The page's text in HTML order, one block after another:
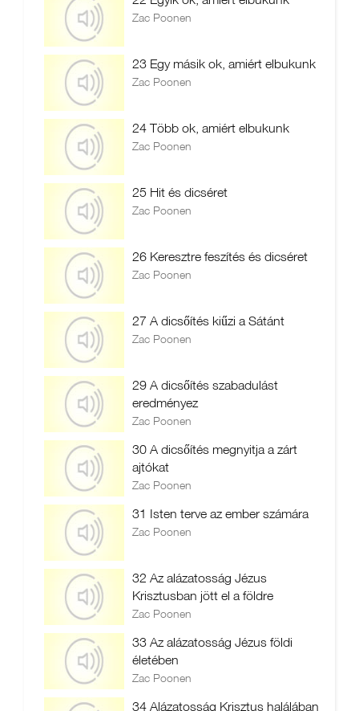
Zac Poonen
23 Egy másik ok, amiért elbukunk
Zac Poonen
24 Több ok, amiért elbukunk
Zac Poonen
25 Hit és dicséret
Zac Poonen
26 Keresztre feszítés és dicséret
Zac Poonen
27 A dicsőítés kiűzi a Sátánt
Zac Poonen
29 A dicsőítés szabadulást
eredményez
Zac Poonen
30 A dicsőítés megnyitja a zárt
ajtókat
Zac Poonen
31 Isten terve az ember számára
Zac Poonen
32 Az alázatosság Jézus
Krisztusban jött el a földre
Zac Poonen
33 Az alázatosság Jézus földi
életében
Zac Poonen
34 Alázatosság Krisztus halálában